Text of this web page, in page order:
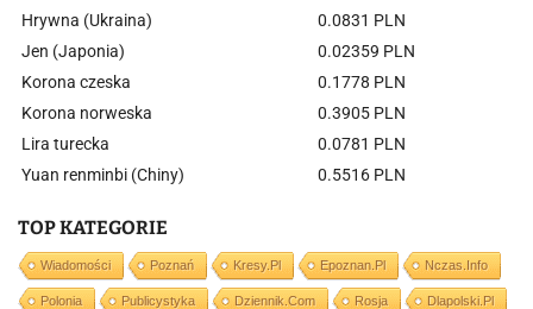
Hrywna (Ukraina)
0.0831 PLN
Jen (Japonia)
0.02359 PLN
Korona czeska
0.1778 PLN
Korona norweska
0.3905 PLN
Lira turecka
0.0781 PLN
Yuan renminbi (Chiny)
0.5516 PLN
TOP KATEGORIE
Wiadomości Poznań Kresy.pl Epoznan.pl Nczas.info
Polonia Publicystyka Dziennik.com Rosja Dlapolski.pl